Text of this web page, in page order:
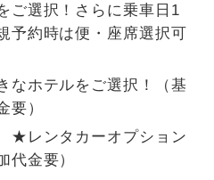
ご選択！さらに乗車日1
予約時は便・座席選択可
なホテルをご選択！（基
要）
★レンタカーオプション
金要）
にてゆっくりとお召し上がりいた
を気にせず、ガイドさんの説明
ら出発可能な個人型プランで